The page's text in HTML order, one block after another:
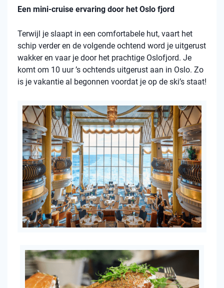
Een mini-cruise ervaring door het Oslo fjord
Terwijl je slaapt in een comfortabele hut, vaart het
schip verder en de volgende ochtend word je uitgerust
wakker en vaar je door het prachtige Oslofjord. Je
komt om 10 uur ’s ochtends uitgerust aan in Oslo. Zo
is je vakantie al begonnen voordat je op de ski’s staat!